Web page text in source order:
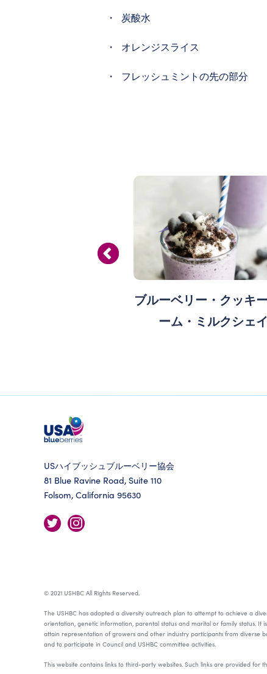
炭酸水
オレンジスライス
フレッシュミントの先の部分
ブルーベリー・クッキ
ーム・ミルクシェ
USハイブッシュブルーベリー協会
81 Blue Ravine Road, Suite 110
Folsom, California 95630
© 2021 USHBC All Rights Reserved.
The USHBC has adopted a diversity outreach plan to attempt to achieve a
orientation, genetic information, parental status and marital or family status. It
attain representation of growers and other industry participants from diverse
and to participate in Council and USHBC committee activities.
This website contains links to third-party websites. Such links are provided